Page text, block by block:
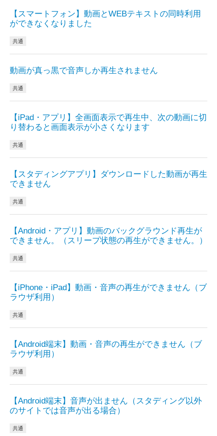
【スマートフォン】動画とWEBテキストの同時利用
ができなくなりました
共通
動画が真っ黒で音声しか再生されません
共通
【iPad・アプリ】全画面表示で再生中、次の動画に切
り替わると画面表示が小さくなります
共通
【スタディングアプリ】ダウンロードした動画が再生
できません
共通
【Android・アプリ】動画のバックグラウンド再生が
できません。（スリープ状態の再生ができません。）
共通
【iPhone・iPad】動画・音声の再生ができません（ブ
ラウザ利用）
共通
【Android端末】動画・音声の再生ができません（ブ
ラウザ利用）
共通
【Android端末】音声が出ません（スタディング以外
のサイトでは音声が出る場合）
共通